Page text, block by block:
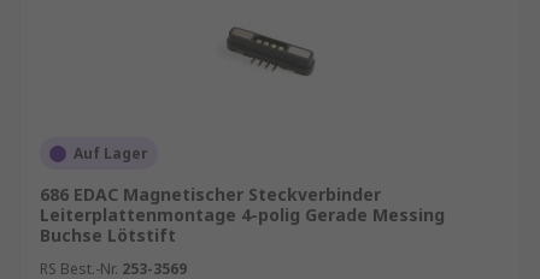
Auf Lager
686 EDAC Magnetischer Steckverbinder
Leiterplattenmontage 4-polig Gerade Messing
Buchse Lötstift
RS Best.-Nr. 253-3569